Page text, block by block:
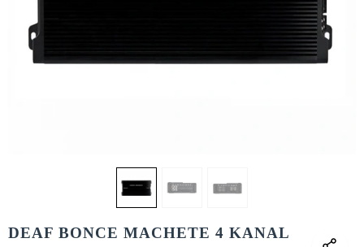
DEAF BONCE MACHETE 4 KANAL